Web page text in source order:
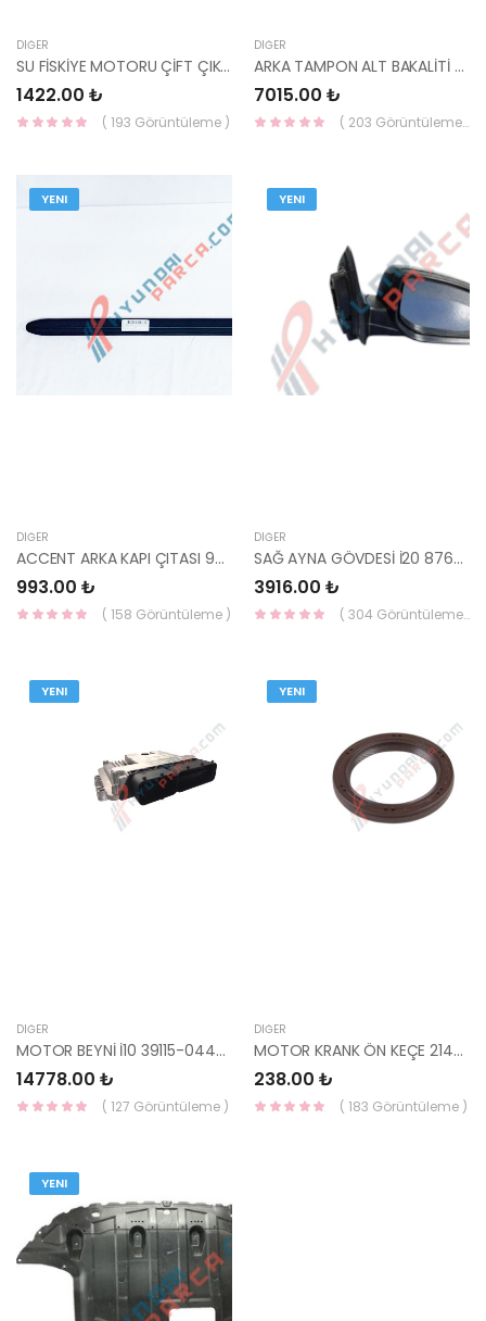
DIĞER
SU FİSKİYE MOTORU ÇİFT ÇIKIŞ 3 FİŞLİ 98510-1J600 HMC
1422.00 ₺
( 193 Görüntüleme )
DIĞER
ARKA TAMPON ALT BAKALİTİ KONA 86670-J9BA0AS-MOBIS-S
7015.00 ₺
( 203 Görüntüleme )
YENI
DIĞER
ACCENT ARKA KAPI ÇITASI 95-00 87731-22000 HMC
993.00 ₺
( 158 Görüntüleme )
YENI
DIĞER
SAĞ AYNA GÖVDESİ İ20 87627-Q0050 MOBİS-S
3916.00 ₺
( 304 Görüntüleme )
YENI
DIĞER
MOTOR BEYNİ İ10 39115-04400 HMC
14778.00 ₺
( 127 Görüntüleme )
YENI
DIĞER
MOTOR KRANK ÖN KEÇE 21421-03000 YS
238.00 ₺
( 183 Görüntüleme )
YENI